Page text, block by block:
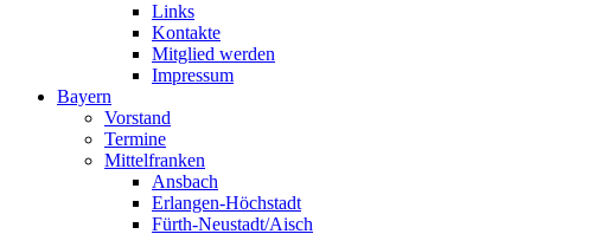
Links
Kontakte
Mitglied werden
Impressum
Bayern
Vorstand
Termine
Mittelfranken
Ansbach
Erlangen-Höchstadt
Fürth-Neustadt/Aisch